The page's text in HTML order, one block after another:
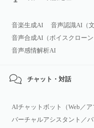
音楽生成AI 音声認識AI（
音声合成AI（ボイスクローン
音声感情解析AI
チャット・対話
AIチャットボット（Web／ア
バーチャルアシスタント／